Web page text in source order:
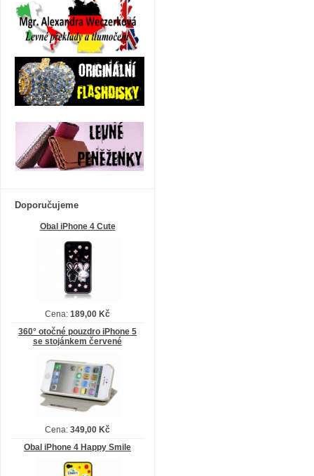
Doporučujeme
Obal iPhone 4 Cute
Cena: 189,00 Kč
360° otočné pouzdro iPhone 5
se stojánkem červené
Cena: 349,00 Kč
Obal iPhone 4 Happy Smile